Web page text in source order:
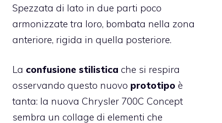
Spezzata di lato in due parti poco
armonizzate tra loro, bombata nella zona
anteriore, rigida in quella posteriore.
La confusione stilistica che si respira
osservando questo nuovo prototipo è
tanta: la nuova Chrysler 700C Concept
sembra un collage di elementi che